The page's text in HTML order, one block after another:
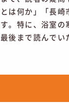
は何か」「長崎
。特に、浴室の
後まで読んでい